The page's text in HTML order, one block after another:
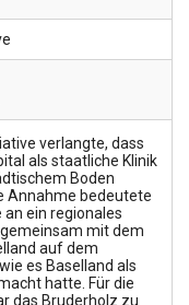
verlangte, dass
als staatliche Klinik
Boden
Annahme bedeutete
an ein regionales
mit dem
auf dem
es Baselland als
hatte. Für die
das Bruderholz zu